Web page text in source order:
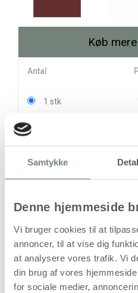
Samtykke
Denne hjemmeside
Vi bruger cookies til at
annoncer, til at vise dig
at analysere vores trafik. Vi
din brug af vores
for sociale medier,
Køb
Antal
1 stk
Læg